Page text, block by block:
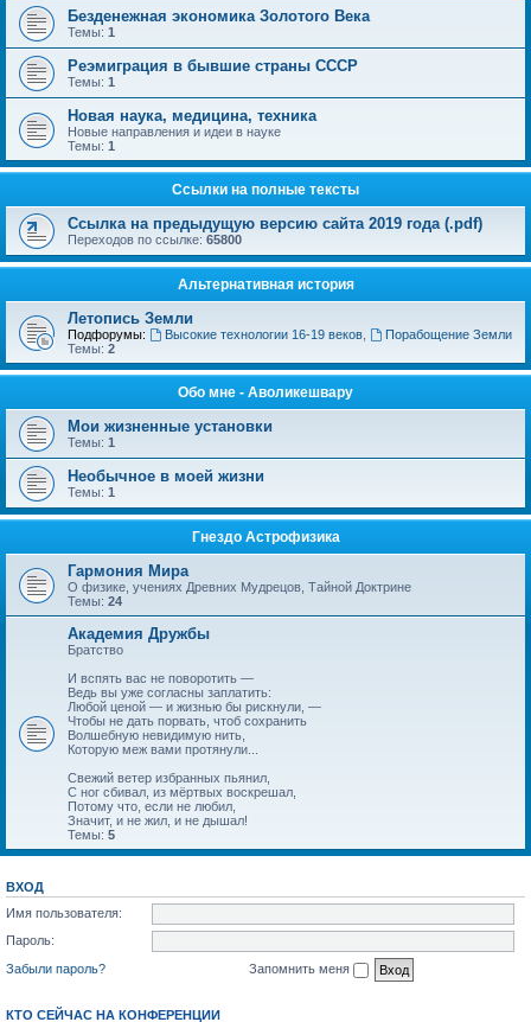
Безденежная экономика Золотого Века
Темы: 1
Реэмиграция в бывшие страны СССР
Темы: 1
Новая наука, медицина, техника
Новые направления и идеи в науке
Темы: 1
Ссылки на полные тексты
Ссылка на предыдущую версию сайта 2019 года (.pdf)
Переходов по ссылке: 65800
Альтернативная история
Летопись Земли
Подфорумы: Высокие технологии 16-19 веков,
Порабощение Земли
Темы: 2
Обо мне - Аволикешвару
Мои жизненные установки
Темы: 1
Необычное в моей жизни
Темы: 1
Гнездо Астрофизика
Гармония Мира
О физике, учениях Древних Мудрецов, Тайной Доктрине
Темы: 24
Академия Дружбы
Братство
И вспять вас не поворотить —
Ведь вы уже согласны заплатить:
Любой ценой — и жизнью бы рискнули, —
Чтобы не дать порвать, чтоб сохранить
Волшебную невидимую нить,
Которую меж вами протянули...
Свежий ветер избранных пьянил,
С ног сбивал, из мёртвых воскрешал,
Потому что, если не любил,
Значит, и не жил, и не дышал!
Темы: 5
ВХОД
Имя пользователя:
Пароль:
Забыли пароль?
Запомнить меня
КТО СЕЙЧАС НА КОНФЕРЕНЦИИ